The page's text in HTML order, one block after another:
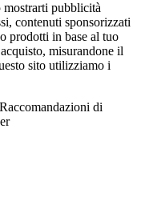
mostrarti pubblicità
contenuti sponsorizzati
prodotti in base al tuo
misurandone il
sito utilizziamo i
di